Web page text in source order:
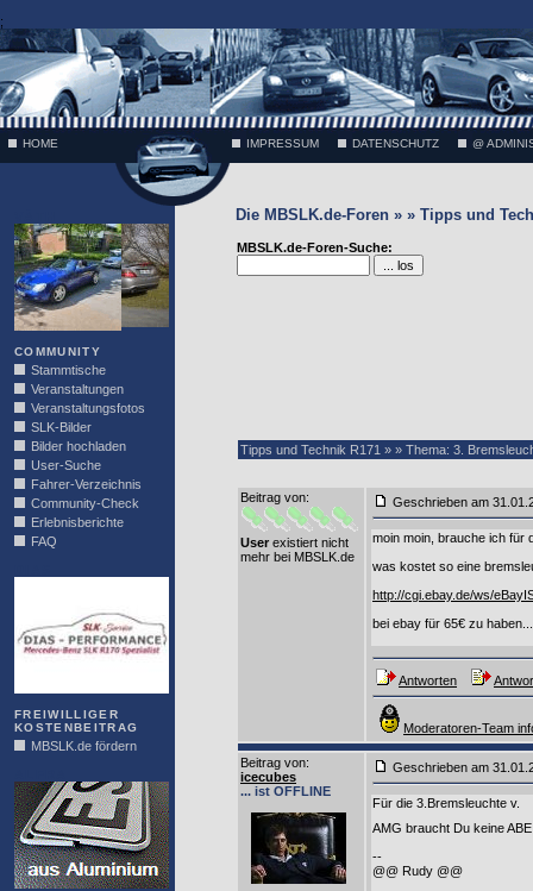
;
HOME IMPRESSUM DATENSCHUTZ @
COMMUNITY
Stammtische
Veranstaltungen
Veranstaltungsfotos
SLK-Bilder
Bilder hochladen
User-Suche
Fahrer-Verzeichnis
Community-Check
Erlebnisberichte
FAQ
FREIWILLIGER
KOSTENBEITRAG
MBSLK.de fördern
Die MBSLK.de-Foren » » Tipps und
MBSLK.de-Foren-Suche:
Tipps und Technik R171 » » Thema: 3.
Beitrag von:
User existiert nicht
mehr bei MBSLK.de
Geschrieben am
moin moin, brauche ich für
was kostet so eine
http://cgi.ebay.de/ws/
bei ebay für 65€ zu
Antworten
Moderatoren-Team
Beitrag von:
icecubes
... ist OFFLINE
Geschrieben am
Für die 3.Bremsleuchte v.
AMG braucht Du keine
--
@@ Rudy @@